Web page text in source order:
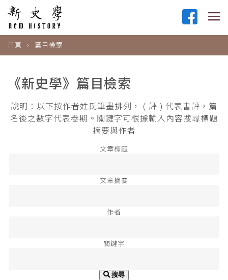
首頁 篇目檢索
《新史學》篇目檢索
說明：以下按作者姓氏筆畫排列， ( 評 ) 代表書評，篇
名後之數字代表卷期。關鍵字可根據輸入內容搜尋標題
摘要與作者
文章標題
文章摘要
作者
關鍵字
搜尋